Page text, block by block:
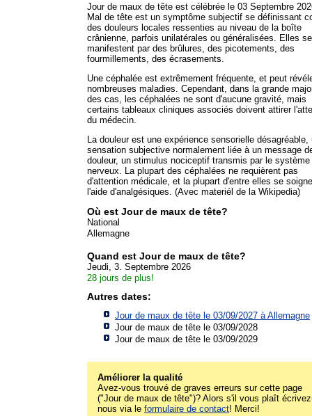
Jour de maux de tête est célébrée le 03 Septembre
Mal de tête est un symptôme subjectif se définissant
des douleurs locales ressenties au niveau de la boîte
crânienne, parfois unilatérales ou généralisées. Elles se
manifestent par des brûlures, des picotements, des
fourmillements, des écrasements.
Une céphalée est extrêmement fréquente, et peut
nombreuses maladies. Cependant, dans la grande
des cas, les céphalées ne sont d'aucune gravité, mais
certains tableaux cliniques associés doivent attirer
du médecin.
La douleur est une expérience sensorielle désagréable,
sensation subjective normalement liée à un message
douleur, un stimulus nociceptif transmis par le système
nerveux. La plupart des céphalées ne requièrent pas
d'attention médicale, et la plupart d'entre elles se
l'aide d'analgésiques. (Avec materiél de la Wikipedia)
Où est Jour de maux de tête?
National
Allemagne
Quand est Jour de maux de tête?
Jeudi, 3. Septembre 2026
28 jours de plus!
Autres dates:
Jour de maux de tête le 03/09/2027 à Allemagne
Jour de maux de tête le 03/09/2028
Jour de maux de tête le 03/09/2029
Améliorer la qualité
Avez-vous trouvé de graves erreurs sur cette page
("Jour de maux de tête")? Alors s'il vous plaît
nous via le formulaire de contact! Merci!